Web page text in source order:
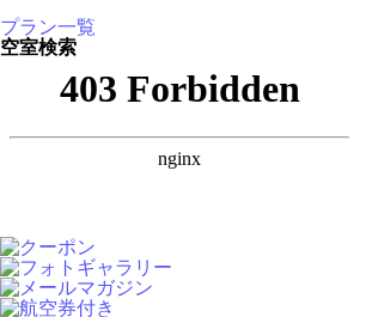
プラン一覧
空室検索